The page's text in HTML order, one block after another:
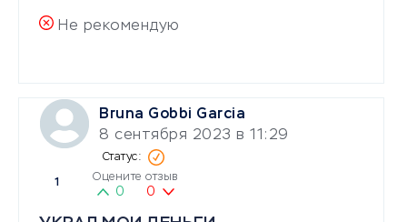
Не рекомендую
Bruna Gobbi Garcia
8 сентября 2023 в 11:29
1 Оцените отзыв
0 0